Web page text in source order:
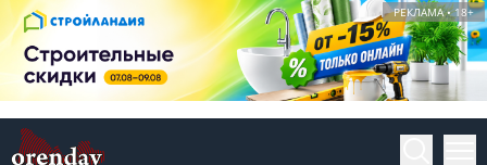
РЕКЛАМА • 18+